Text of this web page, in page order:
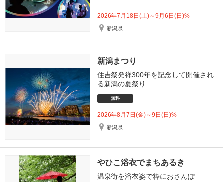
2026年7月18日(土)～9月6日(日)%
新潟県
新潟まつり
住吉祭発祥300年を記念して開催され
る新潟の夏祭り
無料
2026年8月7日(金)～9日(日)%
新潟県
やひこ浴衣でまちあるき
温泉街を浴衣姿で粋におさんぽ